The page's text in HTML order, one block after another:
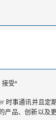
接受*
时事通讯并且定
产品、创新以及更